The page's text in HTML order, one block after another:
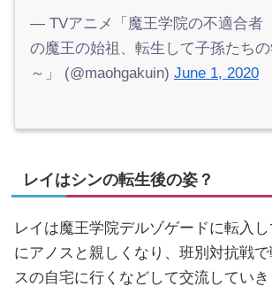
— TVアニメ「魔王学院の不適合
の魔王の始祖、転生して子孫たちの
～」 (@maohgakuin) June 1, 2020
レイはシンの転生後の姿？
レイは魔王学院デルゾゲードに転入
にアノスと親しくなり、班別対抗戦
スの自宅に行くなどして交流していき